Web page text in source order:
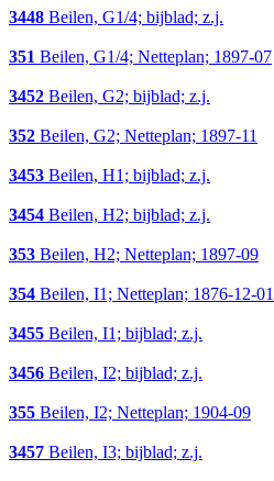
3448 Beilen, G1/4; bijblad; z.j.
351 Beilen, G1/4; Netteplan; 1897-07
3452 Beilen, G2; bijblad; z.j.
352 Beilen, G2; Netteplan; 1897-11
3453 Beilen, H1; bijblad; z.j.
3454 Beilen, H2; bijblad; z.j.
353 Beilen, H2; Netteplan; 1897-09
354 Beilen, I1; Netteplan; 1876-12-01
3455 Beilen, I1; bijblad; z.j.
3456 Beilen, I2; bijblad; z.j.
355 Beilen, I2; Netteplan; 1904-09
3457 Beilen, I3; bijblad; z.j.